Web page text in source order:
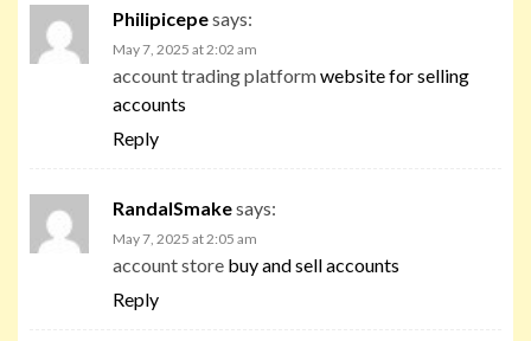
Philipicepesays:
May 7, 2025 at 2:02 am
account trading platformwebsite for selling
accounts
Reply
RandalSmakesays:
May 7, 2025 at 2:05 am
account store buy and sell accounts
Reply